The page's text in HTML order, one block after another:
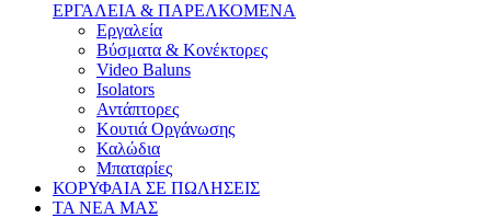
ΕΡΓΑΛΕΙΑ & ΠΑΡΕΛΚΟΜΕΝΑ
Εργαλεία
Βύσματα & Κονέκτορες
Video Baluns
Isolators
Αντάπτορες
Κουτιά Οργάνωσης
Καλώδια
Μπαταρίες
ΚΟΡΥΦΑΙΑ ΣΕ ΠΩΛΗΣΕΙΣ
ΤΑ ΝΕΑ ΜΑΣ